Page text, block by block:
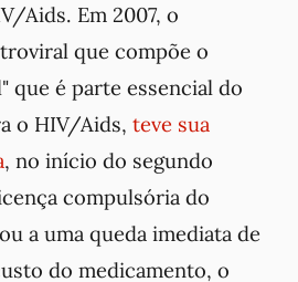
Aids. Em 2007, o
que compõe o
que é parte essencial do
o HIV/Aids, teve sua
, no início do segundo
compulsória do
a uma queda imediata de
do medicamento, o